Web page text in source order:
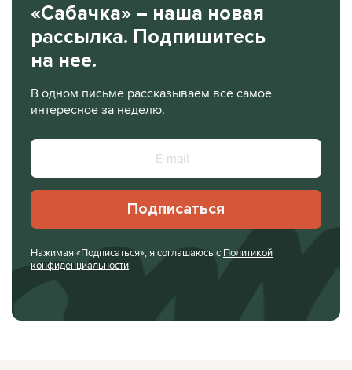
«Сабачка» – наша новая
рассылка. Подпишитесь
на нее.
В одном письме рассказываем все самое
интересное за неделю.
Подписаться
Нажимая «Подписаться», я соглашаюсь с Политикой
конфиденциальности.